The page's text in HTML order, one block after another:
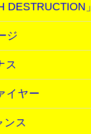
DESTRUCTION」
ジ
ス
イヤー
ンス